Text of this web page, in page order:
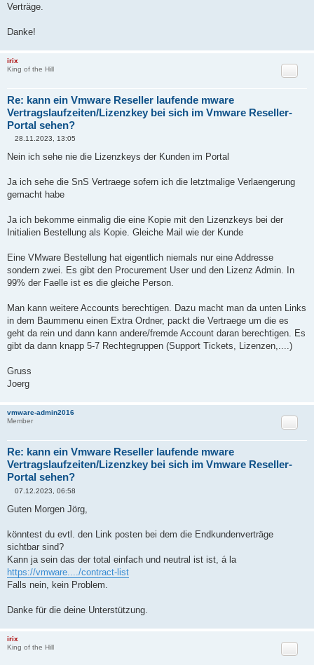
Verträge.
Danke!
irix
King of the Hill
Re: kann ein Vmware Reseller laufende mware
Vertragslaufzeiten/Lizenzkey bei sich im Vmware Reseller-
Portal sehen?
Zitat
e
i
a
g
28.11.2023, 13:05
Nein ich sehe nie die Lizenzkeys der Kunden im Portal
Ja ich sehe die SnS Vertraege sofern ich die letztmalige Verlaengerung
gemacht habe
Ja ich bekomme einmalig die eine Kopie mit den Lizenzkeys bei der
Initialien Bestellung als Kopie. Gleiche Mail wie der Kunde
Eine VMware Bestellung hat eigentlich niemals nur eine Addresse
sondern zwei. Es gibt den Procurement User und den Lizenz Admin. In
99% der Faelle ist es die gleiche Person.
Man kann weitere Accounts berechtigen. Dazu macht man da unten Links
in dem Baummenu einen Extra Ordner, packt die Vertraege um die es
geht da rein und dann kann andere/fremde Account daran berechtigen. Es
gibt da dann knapp 5-7 Rechtegruppen (Support Tickets, Lizenzen,....)
Gruss
Joerg
vmware-admin2016
Member
Re: kann ein Vmware Reseller laufende mware
Vertragslaufzeiten/Lizenzkey bei sich im Vmware Reseller-
Portal sehen?
Zitat
i
r
a
g
07.12.2023, 06:58
Guten Morgen Jörg,
könntest du evtl. den Link posten bei dem die Endkundenverträge
sichtbar sind?
Kann ja sein das der total einfach und neutral ist ist, á la
https://vmware..../contract-list
Falls nein, kein Problem.
Danke für die deine Unterstützung.
irix
King of the Hill
Zitat